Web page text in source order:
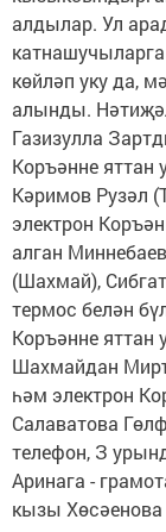
алдылар. Ул
көйләп уку да,
алынды.
Газизулла
Коръәнне
Кәримов Рузәл
электрон
алган
(Шахмай),
термос белән
Коръәнне
Шахмайдан
һәм электрон
Салаватова
телефон, З
Аринага -
кызы